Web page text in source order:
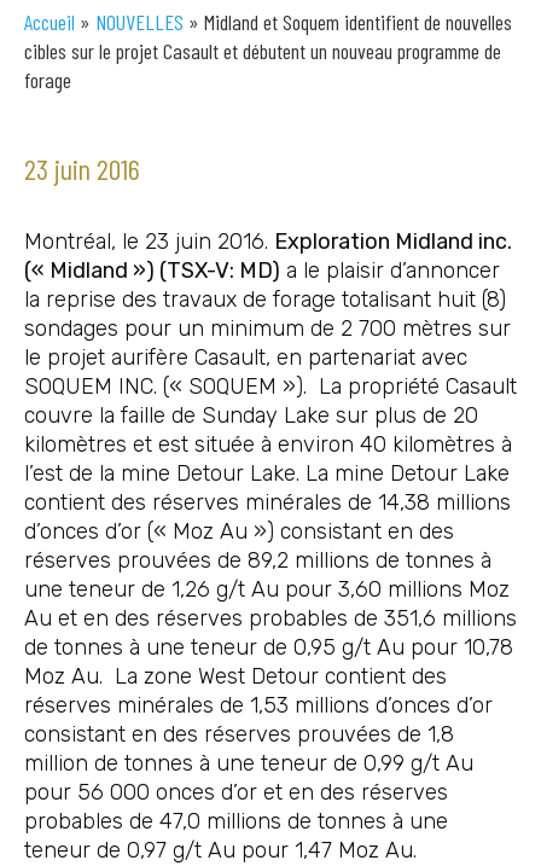
Accueil » NOUVELLES » Midland et Soquem identifient de nouvelles
cibles sur le projet Casault et débutent un nouveau programme de
forage
23 juin 2016
Montréal, le 23 juin 2016. Exploration Midland inc.
(« Midland ») (TSX-V: MD) a le plaisir d’annoncer
la reprise des travaux de forage totalisant huit (8)
sondages pour un minimum de 2 700 mètres sur
le projet aurifère Casault, en partenariat avec
SOQUEM INC. (« SOQUEM »). La propriété Casault
couvre la faille de Sunday Lake sur plus de 20
kilomètres et est située à environ 40 kilomètres à
l’est de la mine Detour Lake. La mine Detour Lake
contient des réserves minérales de 14,38 millions
d’onces d’or (« Moz Au ») consistant en des
réserves prouvées de 89,2 millions de tonnes à
une teneur de 1,26 g/t Au pour 3,60 millions Moz
Au et en des réserves probables de 351,6 millions
de tonnes à une teneur de 0,95 g/t Au pour 10,78
Moz Au. La zone West Detour contient des
réserves minérales de 1,53 millions d’onces d’or
consistant en des réserves prouvées de 1,8
million de tonnes à une teneur de 0,99 g/t Au
pour 56 000 onces d’or et en des réserves
probables de 47,0 millions de tonnes à une
teneur de 0,97 g/t Au pour 1,47 Moz Au.